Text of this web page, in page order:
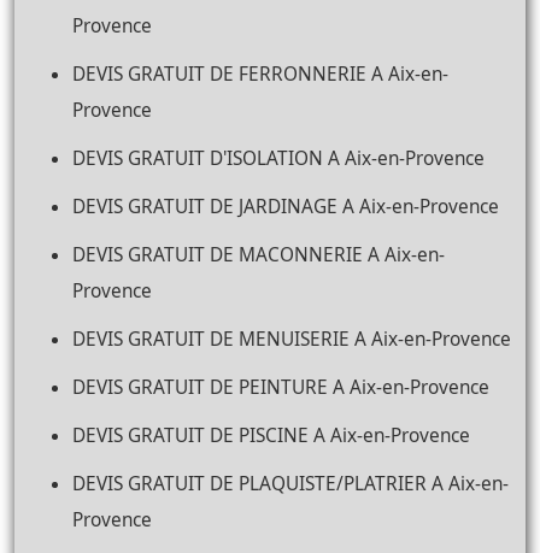
Provence
DEVIS GRATUIT DE FERRONNERIE A Aix-en-
Provence
DEVIS GRATUIT D'ISOLATION A Aix-en-Provence
DEVIS GRATUIT DE JARDINAGE A Aix-en-Provence
DEVIS GRATUIT DE MACONNERIE A Aix-en-
Provence
DEVIS GRATUIT DE MENUISERIE A Aix-en-Provence
DEVIS GRATUIT DE PEINTURE A Aix-en-Provence
DEVIS GRATUIT DE PISCINE A Aix-en-Provence
DEVIS GRATUIT DE PLAQUISTE/PLATRIER A Aix-en-
Provence